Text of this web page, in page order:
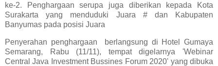
ke-2. Penghargaan serupa juga diberikan kepada Kota
Surakarta yang menduduki Juara # dan Kabupaten
Banyumas pada posisi Juara
Penyerahan penghargaan berlangsung di Hotel Gumaya
Semarang, Rabu (11/11), tempat digelarnya 'Webinar
Central Java Investment Bussines Forum 2020' yang dibuka